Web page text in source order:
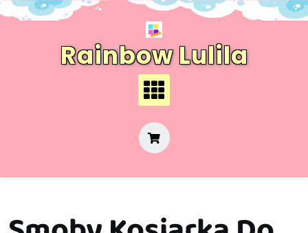
Skip
Rainbow Lulila